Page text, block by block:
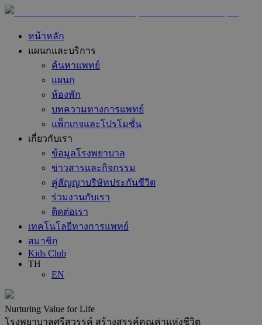
หน้าหลัก
แผนกและบริการ
ค้นหาแพทย์
แผนก
ห้องพัก
บทความทางการแพทย์
แพ็กเกจและโปรโมชั่น
เกี่ยวกับเรา
ข้อมูลโรงพยาบาล
ข่าวสารและกิจกรรม
คู่สัญญาบริษัทประกันชีวิต
ร่วมงานกับเรา
ติดต่อเรา
เทคโนโลยีทางการแพทย์
สมาชิก
Kids Club
TH
EN
Nurturing Value for Life
โรงพยาบาลศรีสวรรค์ สร้างสรรค์คุณค่าแห่งชีวิต